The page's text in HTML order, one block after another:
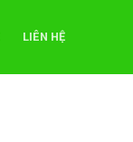
LIÊN HỆ